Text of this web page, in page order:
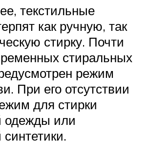
текстильные
как ручную, так
стирку. Почти
стиральных
режим
При его отсутствии
для стирки
одежды или